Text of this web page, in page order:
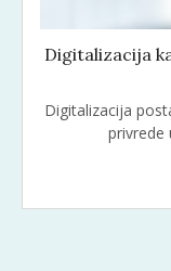
Digitalizacija
Digitalizacija
privrede